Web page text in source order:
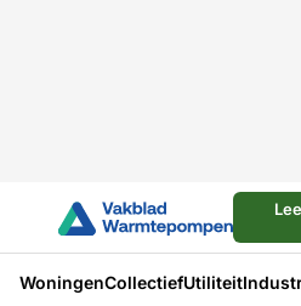
WoningenCollectiefUtiliteit